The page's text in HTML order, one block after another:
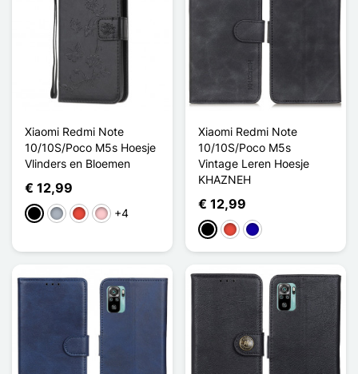
Xiaomi Redmi Note
10/10S/Poco M5s Hoesje
Vlinders en Bloemen
€ 12,99
ZwartGrijsRoodRoze+4
Xiaomi Redmi Note
10/10S/Poco M5s
Vintage Leren Hoesje
KHAZNEH
€ 12,99
ZwartRoodDonkerblauw